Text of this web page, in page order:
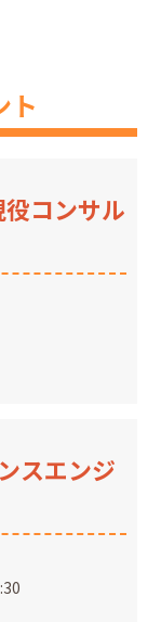
ト
コンサル
スエンジ